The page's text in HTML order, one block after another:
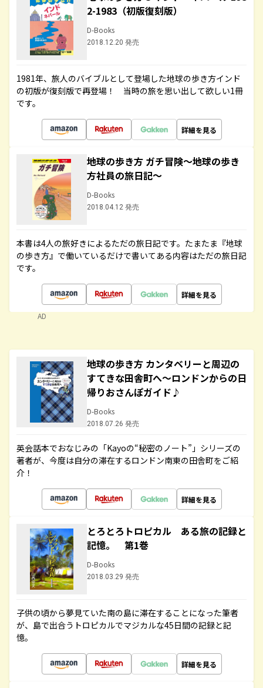
2-1983（初版復刻版）
D-Books
2018.12.20 発売
1981年、旅人のバイブルとして登場した地球の歩き方インド
の初版が復刻版で再登場！ 当時の旅を思い出して欲しい1冊
です。
詳細を見る
地球の歩き方 ガチ冒険～地球の歩き
方社員の旅日記～
D-Books
2018.04.12 発売
本書は4人の旅好きによるただの旅日記です。たまたま『地球
の歩き方』で働いているだけで書いてある内容はただの旅日記
です。
詳細を見る
AD
地球の歩き方 カンタベリーと周辺の
すてきな田舎町へ～ロンドンからの日
帰りおさんぽガイド♪
D-Books
2018.07.26 発売
英会話本でおなじみの「Kayoの“秘密のノート”」シリーズの
著者が、今度は自分の滞在するロンドン南東の田舎町をご紹
介！
詳細を見る
とろとろトロピカル ある旅の記録と
記憶。 第1巻
D-Books
2018.03.29 発売
子供の頃から夢見ていた南の島に滞在することになった筆者
が、島で出合うトロピカルでマジカルな45日間の記録と記
憶。
詳細を見る